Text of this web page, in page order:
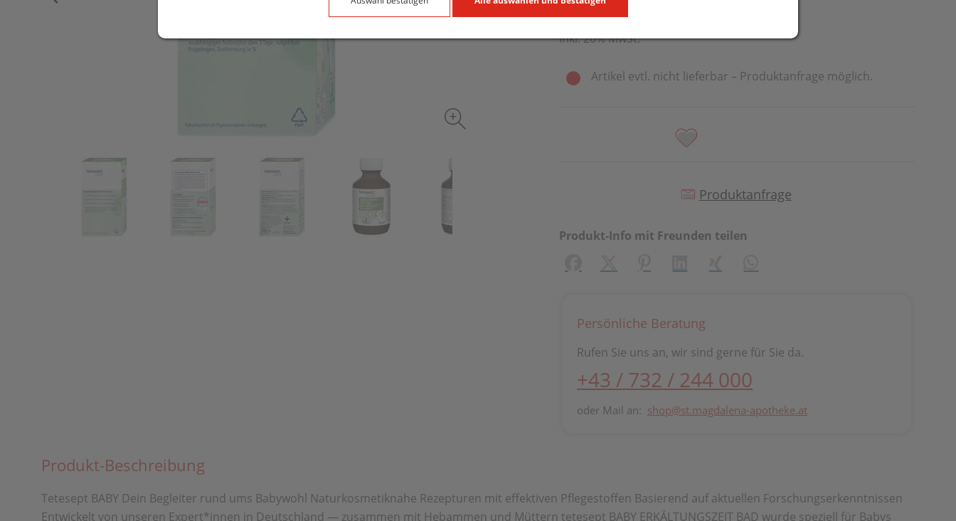
inkl. 20% MwSt.
Artikel evtl. nicht lieferbar – Produktanfrage möglich.
Produktanfrage
Produkt-Info mit Freunden teilen
Persönliche Beratung
Rufen Sie uns an, wir sind gerne für Sie da.
+43 / 732 / 244 000
oder Mail an: shop@st.magdalena-apotheke.at
Produkt-Beschreibung
Tetesept BABY Dein Begleiter rund ums Babywohl Naturkosmetiknahe Rezepturen mit effektiven Pflegestoffen Basierend auf aktuellen Forschungserkenntnissen
Entwickelt von unseren Expert*innen in Deutschland — zusammen mit Hebammen und Müttern tetesept BABY ERKÄLTUNGSZEIT BAD wurde speziell für Babys